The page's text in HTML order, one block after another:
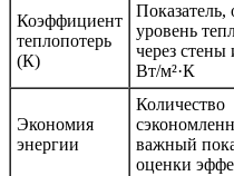
Коэффициент
теплопотерь
(К)
уровень
через
Вт/м²·К
Экономия
энергии
Количество
важный
оценки